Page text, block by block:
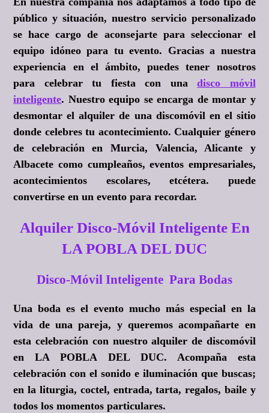
público y situación, nuestro servicio personalizado
se hace cargo de aconsejarte para seleccionar el
equipo idóneo para tu evento. Gracias a nuestra
experiencia en el ámbito, puedes tener nosotros
para celebrar tu fiesta con unadisco móvil
inteligente. Nuestro equipo se encarga de montar y
desmontar el alquiler de una discomóvil en el sitio
donde celebres tu acontecimiento. Cualquier género
de celebración en Murcia, Valencia, Alicante y
Albacete como cumpleaños, eventos empresariales,
acontecimientos escolares, etcétera. puede
convertirse en un evento para recordar.
Alquiler Disco-Móvil Inteligente En
LA POBLA DEL DUC
Disco-Móvil Inteligente Para Bodas
Una boda es el evento mucho más especial en la
vida de una pareja, y queremos acompañarte en
esta celebración con nuestro alquiler de discomóvil
en LA POBLA DEL DUC. Acompaña esta
celebración con el sonido e iluminación que buscas;
en la liturgia, coctel, entrada, tarta, regalos, baile y
todos los momentos particulares.